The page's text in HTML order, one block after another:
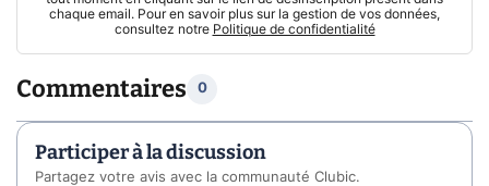
chaque email. Pour en savoir plus sur la gestion de vos données,
consultez notre Politique de confidentialité
Commentaires 0
Participer à la discussion
Partagez votre avis avec la communauté Clubic.